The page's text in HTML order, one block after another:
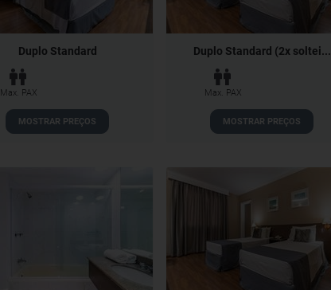
Duplo Standard
Max. PAX
MOSTRAR PREÇOS
Duplo Standard (2x soltei...
Max. PAX
MOSTRAR PREÇOS